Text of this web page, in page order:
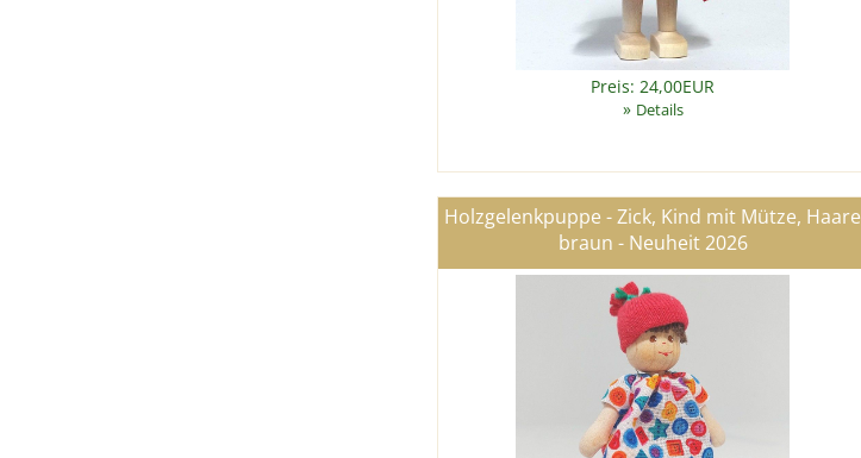
Preis: 24,00EUR
» Details
Holzgelenkpuppe - Zick, Kind mit Mütze, Haare
braun - Neuheit 2026